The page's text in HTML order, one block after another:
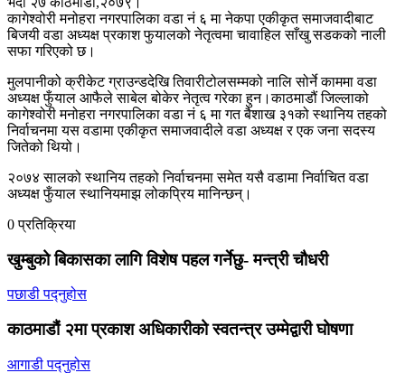
कागेश्वोरी मनोहरा नगरपालिका वडा नं ६ मा नेकपा एकीकृत समाजवादीबाट
बिजयी वडा अध्यक्ष प्रकाश फुयालको नेतृत्वमा चावाहिल साँखु सडकको नाली
सफा गरिएको छ।
मुलपानीको क्रीकेट ग्राउन्डदेखि तिवारीटोलसम्मको नालि सोर्ने काममा वडा
अध्यक्ष फुँयाल आफैले साबेल बोकेर नेतृत्व गरेका हुन।काठमाडौं जिल्लाको
कागेश्वोरी मनोहरा नगरपालिका वडा नं ६ मा गत बैशाख ३१को स्थानिय तहको
निर्वाचनमा यस वडामा एकीकृत समाजवादीले वडा अध्यक्ष र एक जना सदस्य
जितेको थियो।
२०७४ सालको स्थानिय तहको निर्वाचनमा समेत यसै वडामा निर्वाचित वडा
अध्यक्ष फुँयाल स्थानियमाझ लोकप्रिय मानिन्छन्।
0 प्रतिक्रिया
खुम्बुको बिकासका लागि विशेष पहल गर्नेछु- मन्त्री चौधरी
पछाडी पद्नुहोस
काठमाडौं २मा प्रकाश अधिकारीको स्वतन्त्र उम्मेद्वारी घोषणा
आगाडी पद्नुहोस